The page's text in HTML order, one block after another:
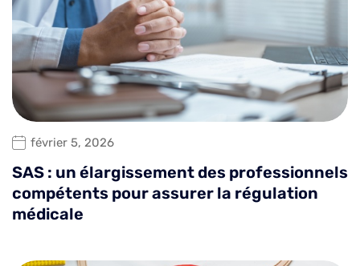
février 5, 2026
SAS : un élargissement des professionnels
compétents pour assurer la régulation
médicale